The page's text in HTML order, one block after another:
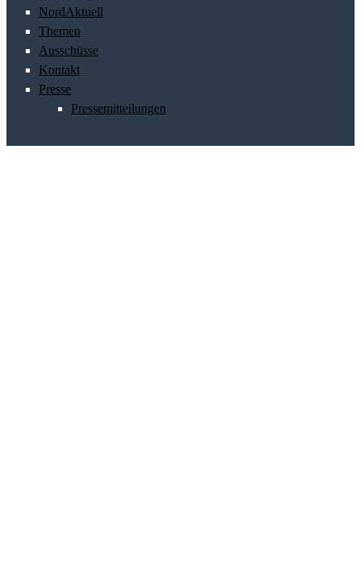
NordAktuell
Themen
Ausschüsse
Kontakt
Presse
Pressemitteilungen